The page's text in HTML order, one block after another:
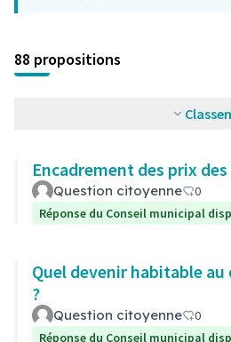
88 propositions
Encadrement des prix
Question citoyenne
0
Réponse du Conseil municipal
Quel devenir habitable
?
Question citoyenne
0
Réponse du Conseil municipal